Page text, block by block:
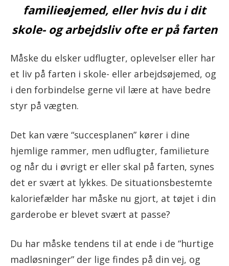
familieøjemed, eller hvis du i dit
skole- og arbejdsliv ofte er på farten
Måske du elsker udflugter, oplevelser eller har
et liv på farten i skole- eller arbejdsøjemed, og
i den forbindelse gerne vil lære at have bedre
styr på vægten.
Det kan være “succesplanen” kører i dine
hjemlige rammer, men udflugter, familieture
og når du i øvrigt er eller skal på farten, synes
det er svært at lykkes. De situationsbestemte
kaloriefælder har måske nu gjort, at tøjet i din
garderobe er blevet svært at passe?
Du har måske tendens til at ende i de “hurtige
madløsninger” der lige findes på din vej, og